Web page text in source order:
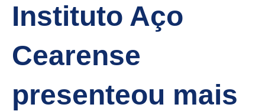
Instituto Aço
Cearense
presenteou mais